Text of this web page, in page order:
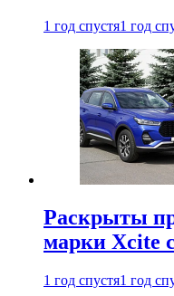
1 год спустя1 год
Раскрыты
марки Xcite
1 год спустя1 год